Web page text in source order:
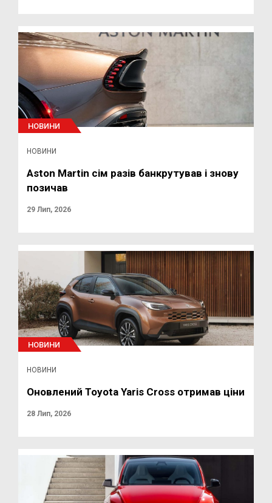
НОВИНИ
НОВИНИ
Aston Martin сім разів банкрутував і знову
позичав
29 Лип, 2026
НОВИНИ
НОВИНИ
Оновлений Toyota Yaris Cross отримав ціни
28 Лип, 2026